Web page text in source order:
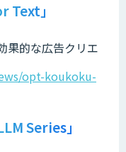
Text」
果的な広告クリエ
opt-koukoku-
Series」